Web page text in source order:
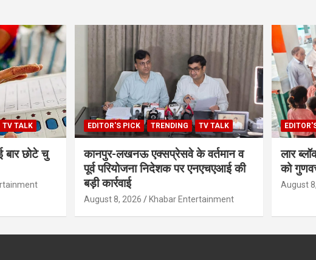
TV TALK
बार छोटे चु
EDITOR'S PICK TRENDING TV TALK
कानपुर-लखनऊ एक्सप्रेसवे के वर्तमान व
पूर्व परियोजना निदेशक पर एनएचएआई की
बड़ी कार्रवाई
August 8, 2026 Khabar Entertainment
लार
को
August